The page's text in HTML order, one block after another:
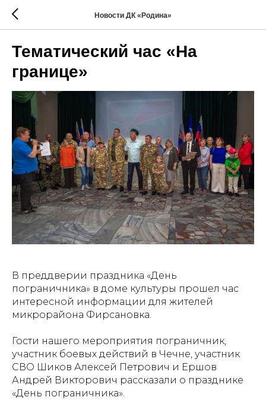
Новости ДК «Родина»
Тематический час «На
границе»
В преддверии праздника «День
пограничника» в доме культуры прошел час
интересной информации для жителей
микрорайона Фирсановка.
Гости нашего мероприятия пограничник,
участник боевых действий в Чечне, участник
СВО Шиков Алексей Петрович и Ершов
Андрей Викторович рассказали о празднике
«День пограничника».